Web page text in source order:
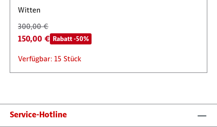
Witten
300,00 €
150,00 € Rabatt -50%
Verfügbar: 15 Stück
Service-Hotline